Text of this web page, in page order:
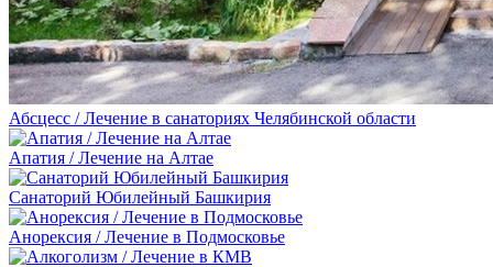
Абсцесс / Лечение в санаториях Челябинской области
Апатия / Лечение на Алтае
Санаторий Юбилейный Башкирия
Анорексия / Лечение в Подмосковье